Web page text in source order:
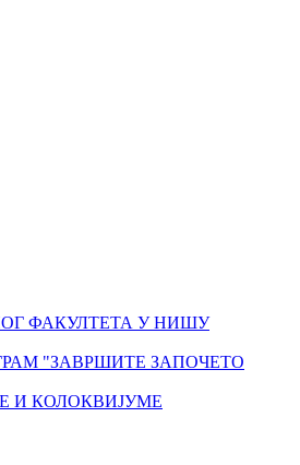
ФАКУЛТЕТА У НИШУ
"ЗАВРШИТЕ ЗАПОЧЕТО
И КОЛОКВИЈУМЕ